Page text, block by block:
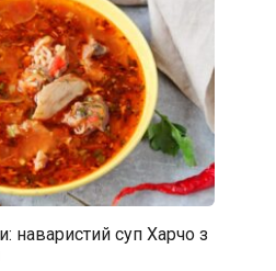
наваристий суп Харчо з